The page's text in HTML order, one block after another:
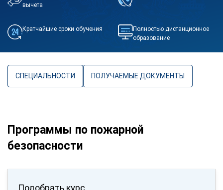
вычета
Кратчайшие сроки обучения
Полностью дистанционное
образование
СПЕЦИАЛЬНОСТИ ПОЛУЧАЕМЫЕ ДОКУМЕНТЫ
Программы по пожарной
безопасности
Подобрать курс